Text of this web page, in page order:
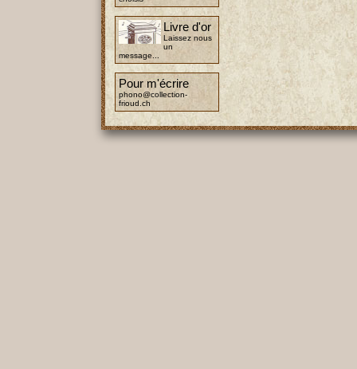
Livre d'or
Laissez nous
un
message...
Pour m'écrire
phono@collection-
frioud.ch